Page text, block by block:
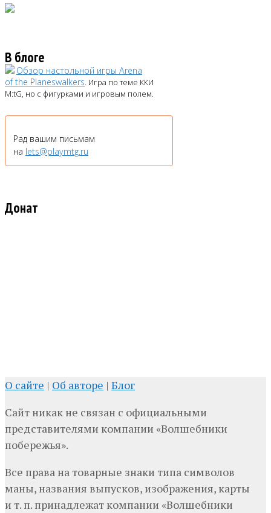
В блоге
Обзор настольной игры Arena
of the Planeswalkers. Игра по теме ККИ
M:tG, но с фигурками и игровым полем.
Рад вашим письмам
на lets@playmtg.ru
Донат
О сайте | Об авторе | Блог
Сайт никак не связан с официальными
представителями компании «Волшебники
побережья».
Все права на товарные знаки типа символов
маны, названия выпусков, изображения, карты
и т. п. принадлежат компании «Волшебники